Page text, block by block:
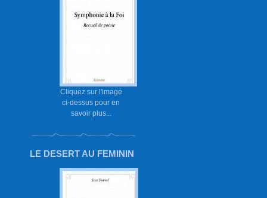
Cliquez sur l'image
ci-dessus pour en
savoir plus...
LE DESERT AU FEMININ